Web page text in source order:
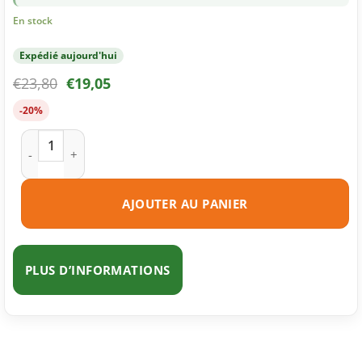
En stock
Expédié aujourd'hui
€23,80 €19,05
-20%
quantité de Cartouches d'encre compatibles Brother LC221
AJOUTER AU PANIER
PLUS D’INFORMATIONS